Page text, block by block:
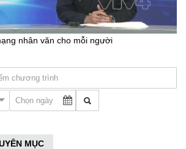
nhân văn cho mỗi người
MỤC